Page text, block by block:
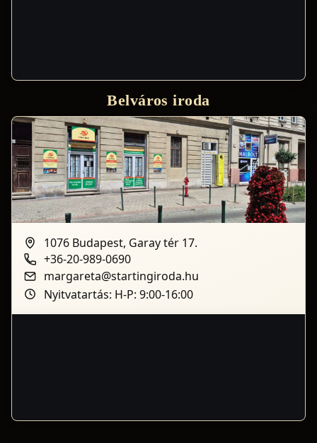
Belváros iroda
1076 Budapest, Garay tér 17.
+36-20-989-0690
margareta@startingiroda.hu
Nyitvatartás: H-P: 9:00-16:00